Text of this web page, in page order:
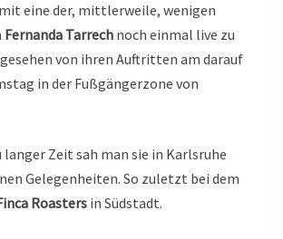
eine der, mittlerweile, wenigen
Fernanda Tarrech noch einmal live zu
von ihren Auftritten am darauf
in der Fußgängerzone von
Zeit sah man sie in Karlsruhe
Gelegenheiten. So zuletzt bei dem
Roasters in Südstadt.